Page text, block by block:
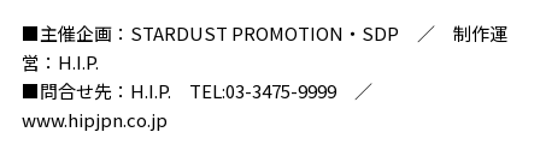
■主催企画：STARDUST PROMOTION・SDP ／ 制作運
営：H.I.P.
■問合せ先：H.I.P. TEL:03-3475-9999 ／
www.hipjpn.co.jp